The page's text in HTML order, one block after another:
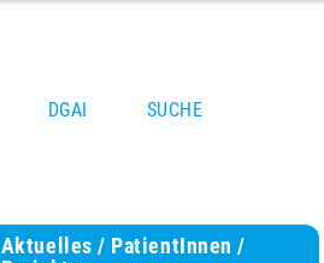
DGAI SUCHE
Aktuelles / PatientInnen /